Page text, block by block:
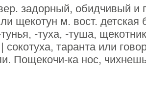
задорный, обидчивый и
щекотун м. вост. детская
-туха, -туша,
сокотуха, таранта или
Пощекочи-ка нос,